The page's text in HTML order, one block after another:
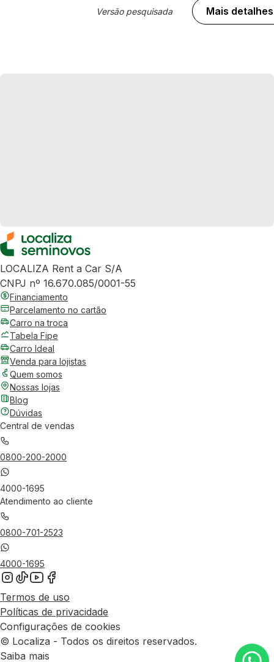
Versão pesquisada Mais detalhes
LOCALIZA Rent a Car S/A
CNPJ nº 16.670.085/0001-55
Financiamento
Parcelamento no cartão
Carro na troca
Tabela Fipe
Carro Ideal
Venda para lojistas
Quem somos
Nossas lojas
Blog
Dúvidas
Central de vendas
0800-200-2000
4000-1695
Atendimento ao cliente
0800-701-2523
4000-1695
Termos de uso
Políticas de privacidade
Configurações de cookies
© Localiza - Todos os direitos reservados.
Saiba mais